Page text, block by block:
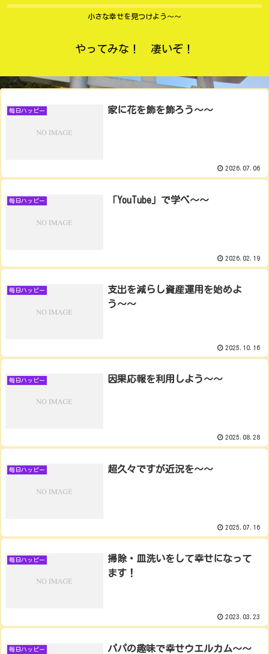
小さな幸せを見つけよう〜〜
やってみな！ 凄いぞ！
毎日ハッピー 家に花を飾を飾ろう〜〜
2026.07.06
毎日ハッピー 「YouTube」で学べ〜〜
2026.02.19
毎日ハッピー
支出を減らし資産運用を始めよ
う〜〜
2025.10.16
毎日ハッピー 因果応報を利用しよう〜〜
2025.08.28
毎日ハッピー 超久々ですが近況を〜〜
2025.07.16
毎日ハッピー
掃除・皿洗いをして幸せになって
ます！
2023.03.23
毎日ハッピー パパの趣味で幸せウエルカム〜〜